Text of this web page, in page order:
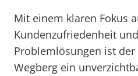
Mit einem klaren Fokus
Kundenzufriedenheit
Problemlösungen ist
Wegberg ein